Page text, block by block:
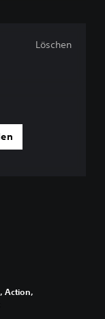
Löschen
Action,